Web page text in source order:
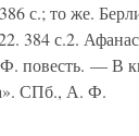
с.; то же.
384 с.2.
повесть. — В
СПб., А. Ф.